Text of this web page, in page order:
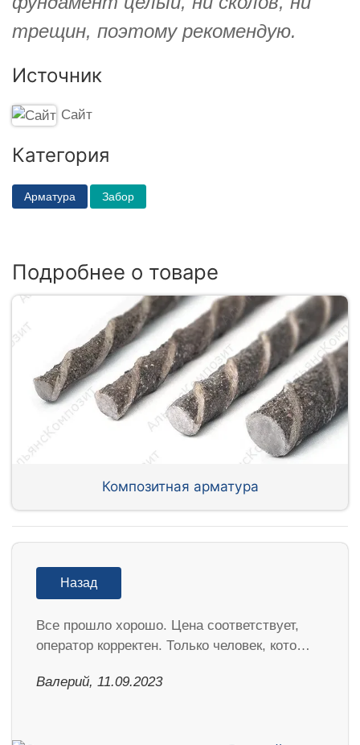
трещин, поэтому рекомендую.
Источник
Сайт
Категория
Арматура Забор
Подробнее о товаре
Композитная арматура
Назад
Все прошло хорошо. Цена соответствует,
оператор корректен. Только человек, кото…
Валерий, 11.09.2023